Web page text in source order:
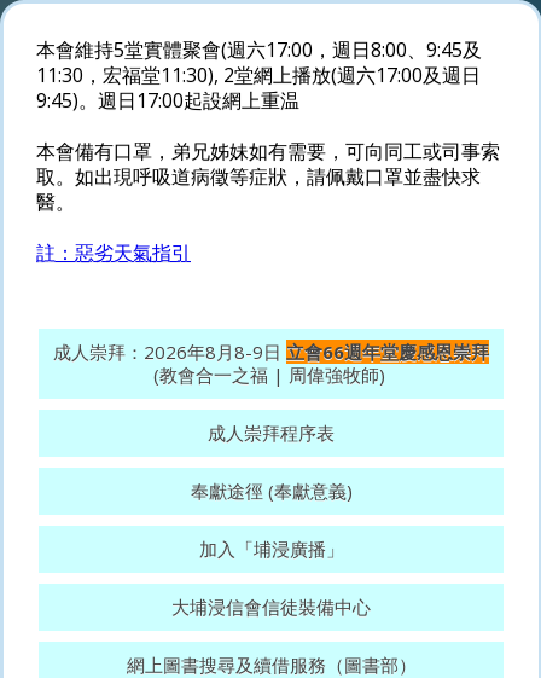
本會維持5堂實體聚會(週六17:00，週日8:00、9:45及
11:30，宏福堂11:30), 2堂網上播放(週六17:00及週日
9:45)。週日17:00起設網上重温
本會備有口罩，弟兄姊妹如有需要，可向同工或司事索
取。如出現呼吸道病徵等症狀，請佩戴口罩並盡快求
醫。
註：惡劣天氣指引
成人崇拜：2026年8月8-9日 立會66週年堂慶感恩崇拜
(教會合一之福 | 周偉強牧師)
成人崇拜程序表
奉獻途徑 (奉獻意義)
加入「埔浸廣播」
大埔浸信會信徒裝備中心
網上圖書搜尋及續借服務（圖書部）